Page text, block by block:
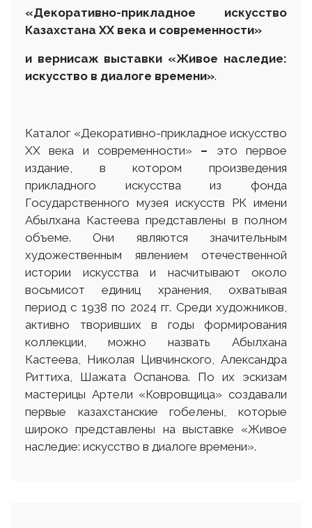
«Декоративно-прикладное искусство
Казахстана ХХ века и современности»
и вернисаж выставки «Живое наследие:
искусство в диалоге времени».
Каталог «Декоративно-прикладное искусство
ХХ века и современности» – это первое
издание, в котором произведения
прикладного искусства из фонда
Государственного музея искусств РК имени
Абылхана Кастеева представлены в полном
объеме. Они являются значительным
художественным явлением отечественной
истории искусства и насчитывают около
восьмисот единиц хранения, охватывая
период с 1938 по 2024 гг. Среди художников,
активно творивших в годы формирования
коллекции, можно назвать Абылхана
Кастеева, Николая Цивчинского, Александра
Риттиха, Шажата Оспанова. По их эскизам
мастерицы Артели «Ковровщица» создавали
первые казахстанские гобелены, которые
широко представлены на выставке «Живое
наследие: искусство в диалоге времени».